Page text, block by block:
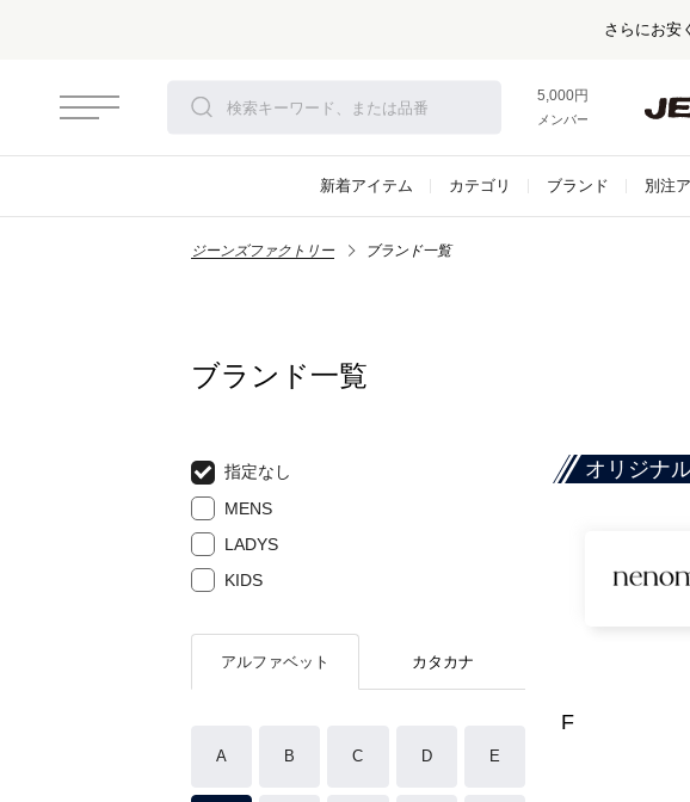
さらにお安
5,000円以上お買い上
メンバー登録でお得な情
新着アイテム カテゴリ ブランド 別注
ジーンズファクトリー ブランド一覧
ブランド一覧
指定なし
MENS
LADYS
KIDS
アルファベット カタカナ
A B C D E
オリジナ
F